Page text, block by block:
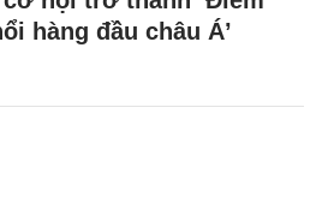
hàng đầu châu Á’